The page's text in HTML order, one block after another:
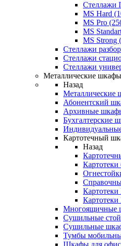
Стеллажи
MS Hard
MS Pro
MS
MS Strong
Стеллажи
Стеллажи
Стеллажи
Металлические шкафы
Назад
Металлические
Абонентский
Архивные
Бухгалтерские
Картотечный
Назад
Многоящичные
Сушильные
Сушильные
Тумбы
Шкафы для